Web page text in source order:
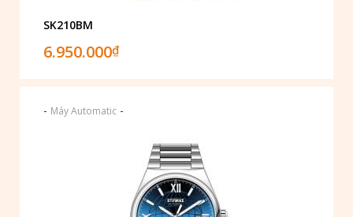
SK210BM
6.950.000₫
- Máy Automatic -